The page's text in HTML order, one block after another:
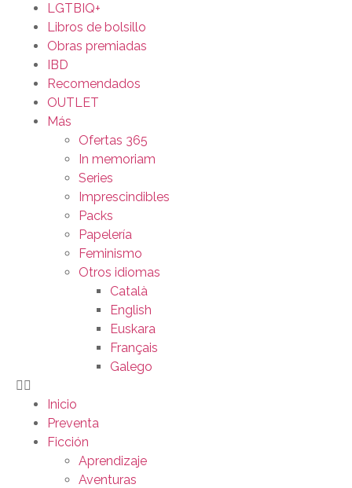
LGTBIQ+
Libros de bolsillo
Obras premiadas
IBD
Recomendados
OUTLET
Más
Ofertas 365
In memoriam
Series
Imprescindibles
Packs
Papelería
Feminismo
Otros idiomas
Català
English
Euskara
Français
Galego
Inicio
Preventa
Ficción
Aprendizaje
Aventuras